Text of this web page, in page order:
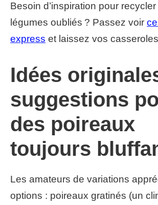
Besoin d’inspiration pour recycler
légumes oubliés ? Passez voir
express et laissez vos
Idées
suggestions
des poireaux
toujours
Les amateurs de variations
options : poireaux gratinés (un